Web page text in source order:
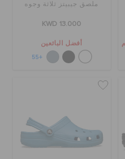
ملصق جيبيتز ثلاثة وجوه
KWD 13.000
أفضل البائعين
+55